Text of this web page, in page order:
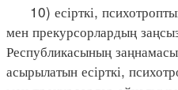
10) есірткі,
мен прекурсорлардың
Республикасының
асырылатын есірткі,